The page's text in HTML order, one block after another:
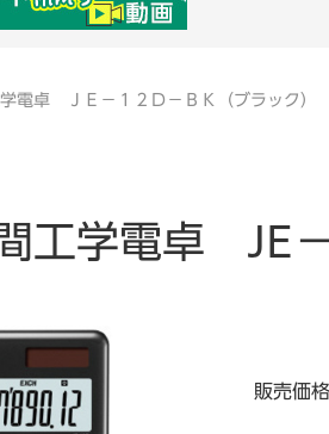
電卓 ＪＥ－１２Ｄ－ＢＫ（ブラック）
工学電卓 JE
販売価格